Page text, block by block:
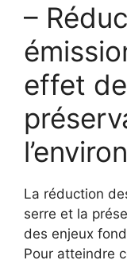
–
⁣effet
La réduction
serre et la
des enjeux
Pour⁣ atteindre